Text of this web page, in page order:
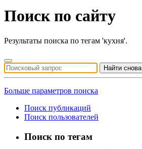
Поиск по сайту
Результаты поиска по тегам 'кухня'.
Найти снова
Больше параметров поиска
Поиск публикаций
Поиск пользователей
Поиск по тегам